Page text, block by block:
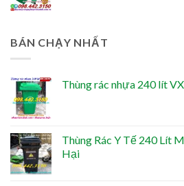
BÁN CHẠY NHẤT
Thùng rác nhựa 240 lít
Thùng Rác Y Tế 240 Lít
Hại